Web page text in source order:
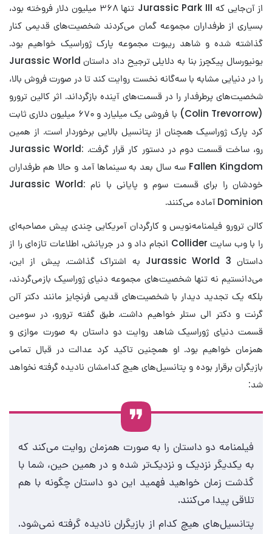
از آن‌جایی که Jurassic Park III تنها ۳۶۸ میلیون دلار فروخته بود،
بسیاری از طرفداران مجموعه گمان می‌کردند شخصیت‌های قدیمی کنار
گذاشته شده و شاهد ریبوت مجموعه پارک ژوراسیک خواهیم بود.
یونیورسال پیکچرز بنا به دلایلی ترجیح داد داستان Jurassic World
را در دنیایی مشابه با سه‌گانه نخست روایت کند تا در صورت فروش بالا،
شخصیت‌های پرطرفدار را در قسمت‌های آینده بازگرداند. اثر کالین ترورو
(Colin Trevorrow) با فروشی یک میلیارد و ۶۷۰ میلیون دلاری ثابت
کرد پارک ژوراسیک همچنان از پتانسیل بالایی برخوردار است. از همین
رو، ساخت قسمت دوم در دستور کار قرار گرفت. Jurassic World:
Fallen Kingdom سه سال بعد به سینماها آمد و حالا هم طرفداران
خودشان را برای قسمت سوم و پایانی با نام Jurassic World:
Dominion آماده می‌کنند.
کالن ترورو فیلمنامه‌نویس و کارگردان آمریکایی چندی پیش مصاحبه‌ای
را با وب سایت Collider انجام داد و در جریانش، اطلاعات تازه‌ای را از
داستان Jurassic World 3 به اشتراک گذاشت. پیش از این،
می‌دانستیم نه تنها شخصیت‌های مجموعه دنیای ژوراسیک بازمی‌گردند،
بلکه یک تجدید دیدار با شخصیت‌های قدیمی فرنچایز مانند دکتر آلن
گرنت و دکتر الی ستلر خواهیم داشت. طبق گفته ترورو، در سومین
قسمت دنیای ژوراسیک شاهد روایت دو داستان به صورت موازی و
همزمان خواهیم بود. او همچنین تاکید کرد عدالت در قبال تمامی
بازیگران برقرار بوده و پتانسیل‌های هیچ کدامشان نادیده گرفته نخواهد
شد:
فیلمنامه دو داستان را به صورت همزمان روایت می‌کند که
به یکدیگر نزدیک و نزدیک‌تر شده و در همین حین، شما با
گذشت زمان خواهید فهمید این دو داستان چگونه با هم
تلاقی پیدا می‌کنند.
پتانسیل‌های هیچ کدام از بازیگران نادیده گرفته نمی‌شود.